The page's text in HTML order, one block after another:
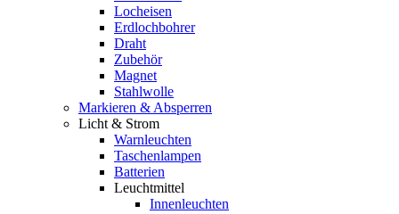
Locheisen
Erdlochbohrer
Draht
Zubehör
Magnet
Stahlwolle
Markieren & Absperren
Licht & Strom
Warnleuchten
Taschenlampen
Batterien
Leuchtmittel
Innenleuchten